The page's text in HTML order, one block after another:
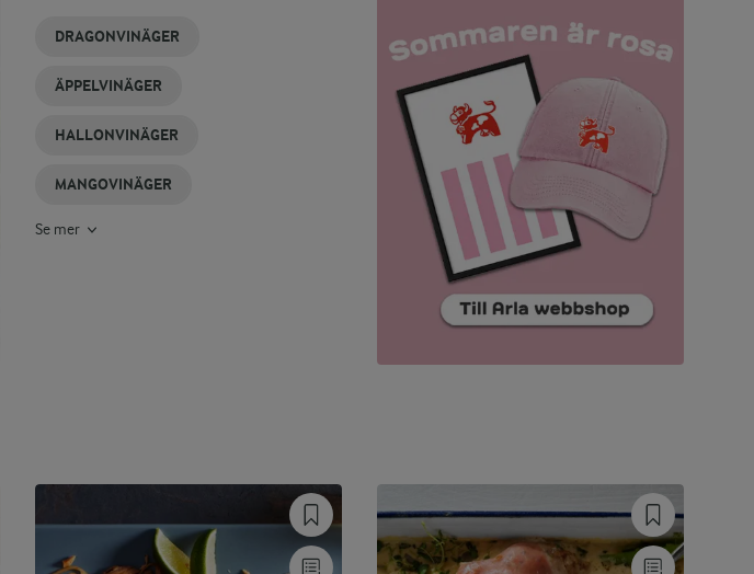
DRAGONVINÄGER
ÄPPELVINÄGER
HALLONVINÄGER
MANGOVINÄGER
Se mer